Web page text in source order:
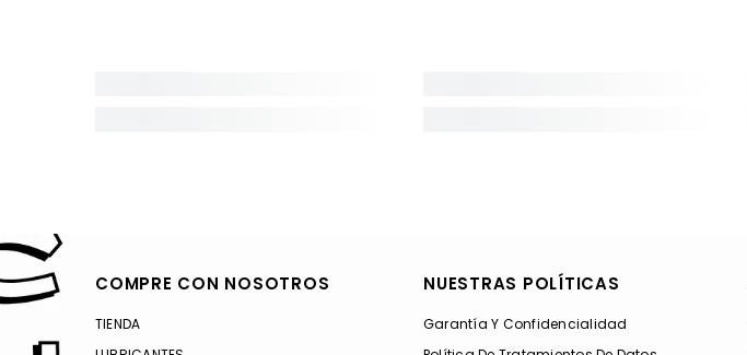
COMPRE CON NOSOTROS
TIENDA
NUESTRAS POLÍTICAS
Garantía Y Confidencialidad